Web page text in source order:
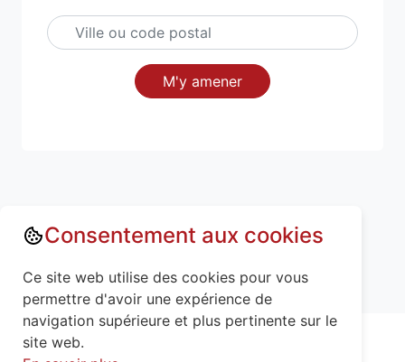
M'y amener
Annuaire : Monte escalier
Meurthe-et-Moselle (54)
Parux (54480)
Consentement aux cookies
Ce site web utilise des cookies pour vous
permettre d'avoir une expérience de
navigation supérieure et plus pertinente sur le
site web.